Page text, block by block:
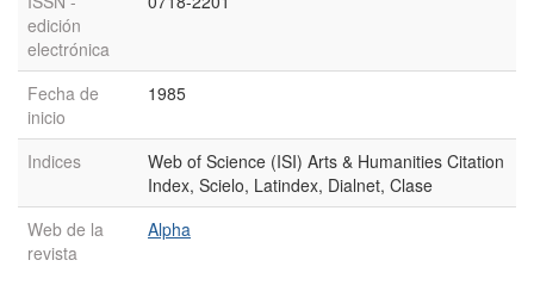
edición
electrónica
Fecha de
inicio
1985
Indices
Web of Science (ISI) Arts & Humanities Citation
Index, Scielo, Latindex, Dialnet, Clase
Web de la
revista
Alpha